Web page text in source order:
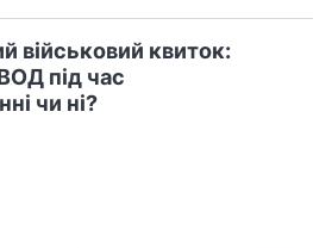
військовий квиток:
під час
чи ні?